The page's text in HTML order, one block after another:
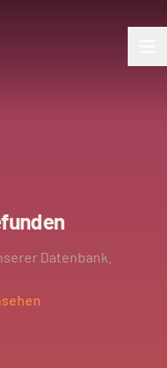
Datenbank.